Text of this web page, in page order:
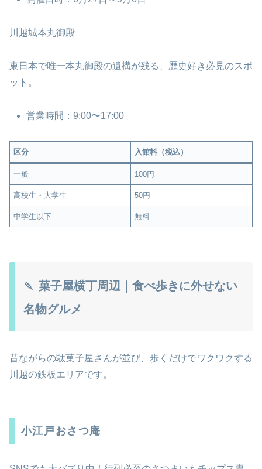
川越城本丸御殿
東日本で唯一本丸御殿の遺構が残る、歴史好き必見のスポ
ット。
営業時間：9:00〜17:00
区分 入館料（税込）
一般 100円
高校生・大学生 50円
中学生以下 無料
🍡 菓子屋横丁周辺｜食べ歩きに外せない
名物グルメ
昔ながらの駄菓子屋さんが並び、歩くだけでワクワクする
川越の鉄板エリアです。
小江戸おさつ庵